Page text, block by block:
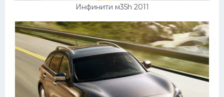
Инфинити м35h 2011